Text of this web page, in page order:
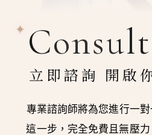
Consult
立即諮詢 開啟
專業諮詢師將為您進行一
這一步，完全免費且無壓力